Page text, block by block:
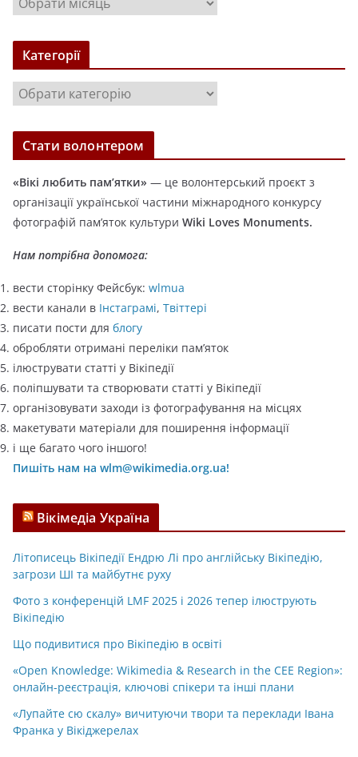
р
х
в
Категорії
а
т
о
р
і
ї
Стати волонтером
«Вікі любить пам’ятки» — це волонтерський проєкт з
організації української частини міжнародного конкурсу
фотографій пам’яток культури Wiki Loves Monuments.
Нам потрібна допомога:
вести сторінку Фейсбук: wlmua
вести канали в Інстаграмі, Твіттері
писати пости для блогу
обробляти отримані переліки пам’яток
ілюструвати статті у Вікіпедії
поліпшувати та створювати статті у Вікіпедії
організовувати заходи із фотографування на місцях
макетувати матеріали для поширення інформації
і ще багато чого іншого!
Пишіть нам на wlm@wikimedia.org.ua!
Вікімедіа Україна
Літописець Вікіпедії Ендрю Лі про англійську Вікіпедію,
загрози ШІ та майбутнє руху
Фото з конференцій LMF 2025 і 2026 тепер ілюструють
Вікіпедію
Що подивитися про Вікіпедію в освіті
«Open Knowledge: Wikimedia & Research in the CEE Region»:
онлайн-реєстрація, ключові спікери та інші плани
«Лупайте сю скалу» вичитуючи твори та переклади Івана
Франка у Вікіджерелах